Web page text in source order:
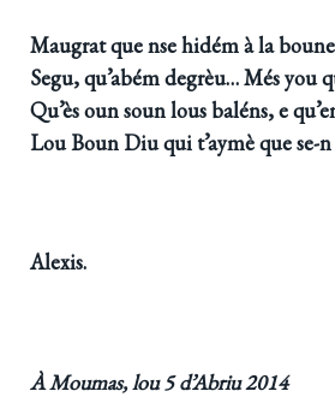
Maugrat que nse hidém à la
Segu, qu’abém degrèu… Més you
Qu’ès oun soun lous baléns, e
Lou Boun Diu qui t’aymè que se-
Alexis.
À Moumas, lou 5 d’Abriu 2014